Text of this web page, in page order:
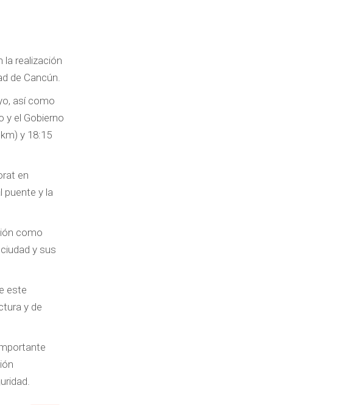
la realización
de Cancún.
así como
y el Gobierno
y 18:15
en
puente y la
como
y sus
este
y de